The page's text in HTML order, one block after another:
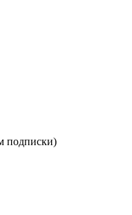
подписки)